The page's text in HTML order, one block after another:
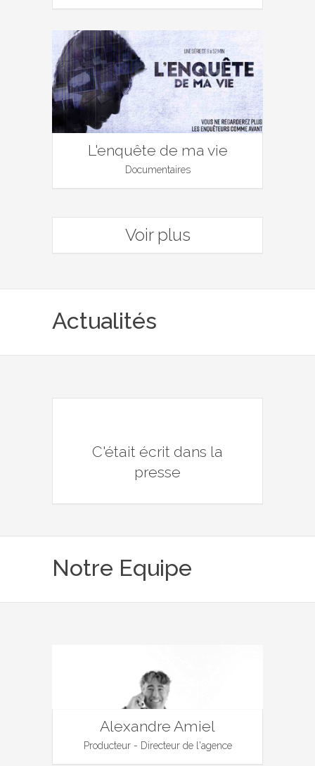
L'enquête de ma vie
Documentaires
Voir plus
Actualités
C'était écrit dans la
presse
Notre Equipe
Alexandre Amiel
Producteur - Directeur de l'agence